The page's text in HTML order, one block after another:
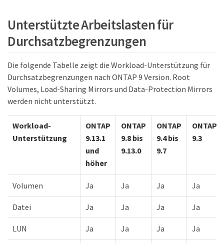
Unterstützte Arbeitslasten für
Durchsatzbegrenzungen
Die folgende Tabelle zeigt die Workload-Unterstützung für
Durchsatzbegrenzungen nach ONTAP 9 Version. Root
Volumes, Load-Sharing Mirrors und Data-Protection Mirrors
werden nicht unterstützt.
Workload-
Unterstützung
ONTAP
9.13.1
und
höher
ONTAP
9.8 bis
9.13.0
ONTAP
9.4 bis
9.7
ONTAP
9.3
Volumen Ja Ja Ja Ja
Datei Ja Ja Ja Ja
LUN Ja Ja Ja Ja